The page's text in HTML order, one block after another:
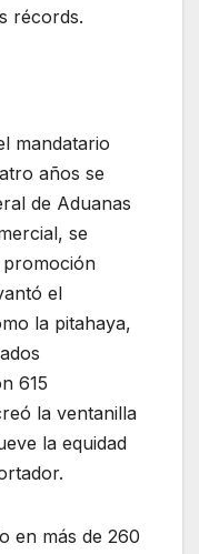
récords.
mandatario
años se
de Aduanas
se
el
la pitahaya,
615
la ventanilla
la equidad
en más de 260